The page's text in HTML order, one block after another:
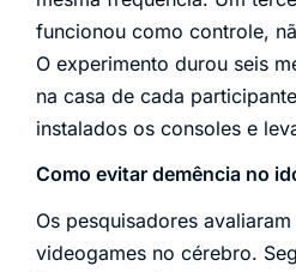
funcionou como controle,
O experimento durou seis
na casa de cada
instalados os consoles e
Como evitar demência no
Os pesquisadores
videogames no cérebro.